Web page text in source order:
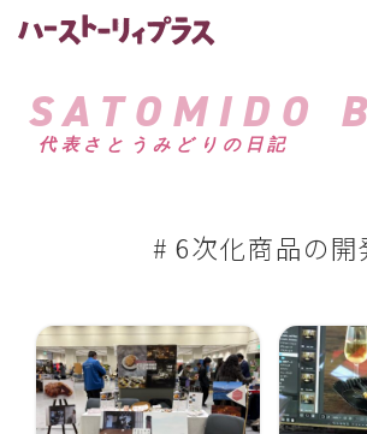
ハース
SATOMIDO
代表さとうみどりの日記
# 6次化商品の開